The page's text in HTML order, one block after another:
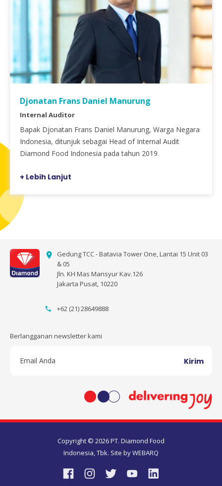
Djonatan Frans Daniel Manurung
Internal Auditor
Bapak Djonatan Frans Daniel Manurung, Warga Negara
Indonesia, ditunjuk sebagai Head of Internal Audit
Diamond Food Indonesia pada tahun 2019.
Lebih Lanjut
Gedung TCC - Batavia Tower One, Lantai 15 Unit 03
& 05
Jln. KH Mas Mansyur Kav.126
Jakarta Pusat, 10220
+62 (21) 28649888
Berlangganan newsletter kami
Kirim
Copyright © 2026 PT. Diamond Food
Indonesia, Tbk. Site byWEBARQ